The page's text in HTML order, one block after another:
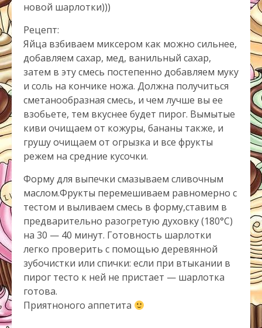
новой шарлотки)))
Рецепт:
Яйца взбиваем миксером как можно сильнее,
добавляем сахар, мед, ванильный сахар,
затем в эту смесь постепенно добавляем муку
и соль на кончике ножа. Должна получиться
сметанообразная смесь, и чем лучше вы ее
взобьете, тем вкуснее будет пирог. Вымытые
киви очищаем от кожуры, бананы также, и
грушу очищаем от огрызка и все фрукты
режем на средние кусочки.
Форму для выпечки смазываем сливочным
маслом.Фрукты перемешиваем равномерно с
тестом и выливаем смесь в форму,ставим в
предварительно разогретую духовку (180°С)
на 30 — 40 минут. Готовность шарлотки
легко проверить с помощью деревянной
зубочистки или спички: если при втыкании в
пирог тесто к ней не пристает — шарлотка
готова.
Приятноного аппетита